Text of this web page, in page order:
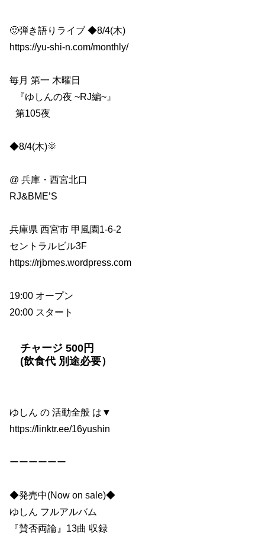
🙂弾き語りライブ ◆8/4(木)
https://yu-shi-n.com/monthly/
毎月 第一 木曜日
『ゆしんの夜 ~RJ編~』
第105夜
◆8/4(木)🌞
@ 兵庫・西宮北口
RJ&BME’S
兵庫県 西宮市 甲風園1-6-2
セントラルビル3F
https://rjbmes.wordpress.com
19:00 オープン
20:00 スタート
チャージ 500円
(飲食代 別途必要）
ゆしん の 活動全般 は▼
https://linktr.ee/16yushin
ーーーーーー
◆発売中(Now on sale)◆
ゆしん フルアルバム
『賛否両論』13曲 収録